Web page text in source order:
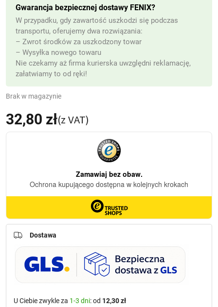
32,80 zł(z VAT)
Brak w magazynie
Gwarancja bezpiecznej dostawy FENIX?
W przypadku, gdy zawartość uszkodzi się podczas
transportu, oferujemy dwa rozwiązania:
– Zwrot środków za uszkodzony towar
– Wysyłka nowego towaru
Nie czekamy aż firma kurierska uwzględni reklamację,
załatwiamy to od ręki!
Dostawa
U Ciebie zwykle za 1-3 dni: od 12,30 zł